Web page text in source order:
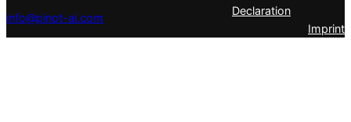
info@pinot-ai.com
Declaration
Imprint